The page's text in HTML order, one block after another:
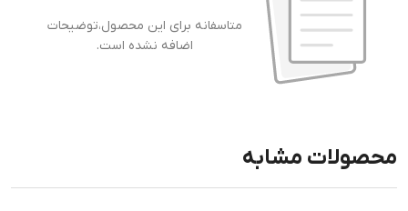
متاسفانه برای این محصول،توضیحات
اضافه نشده است.
محصولات مشابه